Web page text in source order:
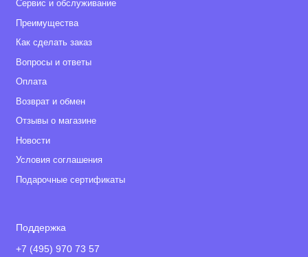
Сервис и обслуживание
Преимущества
Как сделать заказ
Вопросы и ответы
Оплата
Возврат и обмен
Отзывы о магазине
Новости
Условия соглашения
Подарочные сертификаты
Поддержка
+7 (495) 970 73 57